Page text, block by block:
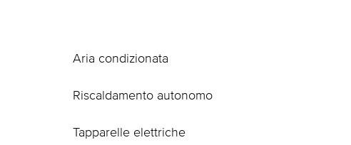
Aria condizionata
Riscaldamento autonomo
Tapparelle elettriche